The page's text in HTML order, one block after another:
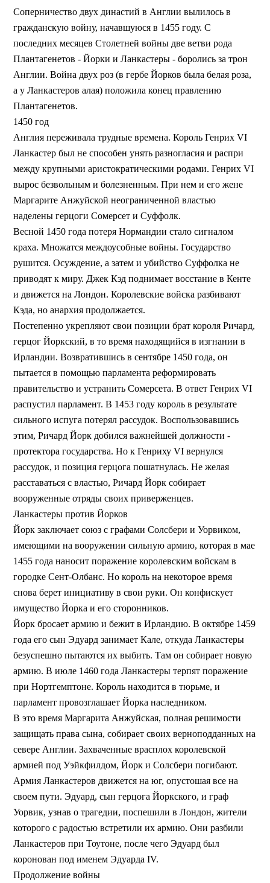
Соперничество двух династий в Англии вылилось в
гражданскую войну, начавшуюся в 1455 году. С
последних месяцев Столетней войны две ветви рода
Плантагенетов - Йорки и Ланкастеры - боролись за трон
Англии. Война двух роз (в гербе Йорков была белая роза,
а у Ланкастеров алая) положила конец правлению
Плантагенетов.
1450 год
Англия переживала трудные времена. Король Генрих VI
Ланкастер был не способен унять разногласия и распри
между крупными аристократическими родами. Генрих VI
вырос безвольным и болезненным. При нем и его жене
Маргарите Анжуйской неограниченной властью
наделены герцоги Сомерсет и Суффолк.
Весной 1450 года потеря Нормандии стало сигналом
краха. Множатся междоусобные войны. Государство
рушится. Осуждение, а затем и убийство Суффолка не
приводят к миру. Джек Кэд поднимает восстание в Кенте
и движется на Лондон. Королевские войска разбивают
Кэда, но анархия продолжается.
Постепенно укрепляют свои позиции брат короля Ричард,
герцог Йоркский, в то время находящийся в изгнании в
Ирландии. Возвратившись в сентябре 1450 года, он
пытается в помощью парламента реформировать
правительство и устранить Сомерсета. В ответ Генрих VI
распустил парламент. В 1453 году король в результате
сильного испуга потерял рассудок. Воспользовавшись
этим, Ричард Йорк добился важнейшей должности -
протектора государства. Но к Генриху VI вернулся
рассудок, и позиция герцога пошатнулась. Не желая
расставаться с властью, Ричард Йорк собирает
вооруженные отряды своих приверженцев.
Ланкастеры против Йорков
Йорк заключает союз с графами Солсбери и Уорвиком,
имеющими на вооружении сильную армию, которая в мае
1455 года наносит поражение королевским войскам в
городке Сент-Олбанс. Но король на некоторое время
снова берет инициативу в свои руки. Он конфискует
имущество Йорка и его сторонников.
Йорк бросает армию и бежит в Ирландию. В октябре 1459
года его сын Эдуард занимает Кале, откуда Ланкастеры
безуспешно пытаются их выбить. Там он собирает новую
армию. В июле 1460 года Ланкастеры терпят поражение
при Нортгемптоне. Король находится в тюрьме, и
парламент провозглашает Йорка наследником.
В это время Маргарита Анжуйская, полная решимости
защищать права сына, собирает своих верноподданных на
севере Англии. Захваченные врасплох королевской
армией под Уэйкфилдом, Йорк и Солсбери погибают.
Армия Ланкастеров движется на юг, опустошая все на
своем пути. Эдуард, сын герцога Йоркского, и граф
Уорвик, узнав о трагедии, поспешили в Лондон, жители
которого с радостью встретили их армию. Они разбили
Ланкастеров при Тоутоне, после чего Эдуард был
коронован под именем Эдуарда IV.
Продолжение войны